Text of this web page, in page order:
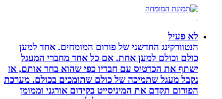
לא פעיל
הנטוורקינג החדשני של פורום המומחים. אחד למען
כולם וכולם למען אחת. אם כל אחד מחברי המעגל
ישתף את הכרטיס עם חבריו כפי שהוא בחר אותם, אז
נקבל מעגל שתמיכה של כולם שתומכים בכולם. מערכת
הפורום תקדם את המיניסייט בקידום אורגני וממומן